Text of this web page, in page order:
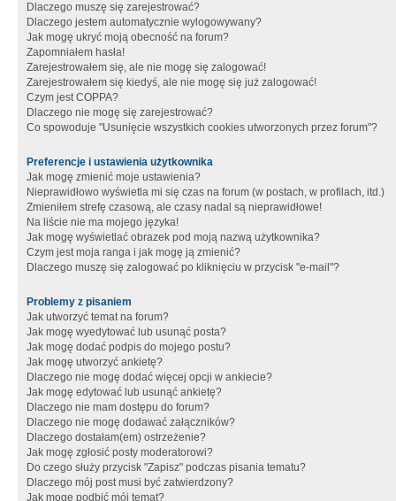
Dlaczego muszę się zarejestrować?
Dlaczego jestem automatycznie wylogowywany?
Jak mogę ukryć moją obecność na forum?
Zapomniałem hasła!
Zarejestrowałem się, ale nie mogę się zalogować!
Zarejestrowałem się kiedyś, ale nie mogę się już zalogować!
Czym jest COPPA?
Dlaczego nie mogę się zarejestrować?
Co spowoduje "Usunięcie wszystkich cookies utworzonych przez forum"?
Preferencje i ustawienia użytkownika
Jak mogę zmienić moje ustawienia?
Nieprawidłowo wyświetla mi się czas na forum (w postach, w profilach, itd.)
Zmieniłem strefę czasową, ale czasy nadal są nieprawidłowe!
Na liście nie ma mojego języka!
Jak mogę wyświetlać obrazek pod moją nazwą użytkownika?
Czym jest moja ranga i jak mogę ją zmienić?
Dlaczego muszę się zalogować po kliknięciu w przycisk "e-mail"?
Problemy z pisaniem
Jak utworzyć temat na forum?
Jak mogę wyedytować lub usunąć posta?
Jak mogę dodać podpis do mojego postu?
Jak mogę utworzyć ankietę?
Dlaczego nie mogę dodać więcej opcji w ankiecie?
Jak mogę edytować lub usunąć ankietę?
Dlaczego nie mam dostępu do forum?
Dlaczego nie mogę dodawać załączników?
Dlaczego dostałam(em) ostrzeżenie?
Jak mogę zgłosić posty moderatorowi?
Do czego służy przycisk "Zapisz" podczas pisania tematu?
Dlaczego mój post musi być zatwierdzony?
Jak mogę podbić mój temat?